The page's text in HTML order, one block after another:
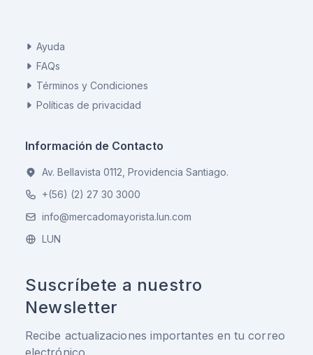
Ayuda
FAQs
Términos y Condiciones
Políticas de privacidad
Información de Contacto
Av. Bellavista 0112, Providencia Santiago.
+(56) (2) 27 30 3000
info@mercadomayorista.lun.com
LUN
Suscríbete a nuestro
Newsletter
Recibe actualizaciones importantes en tu correo